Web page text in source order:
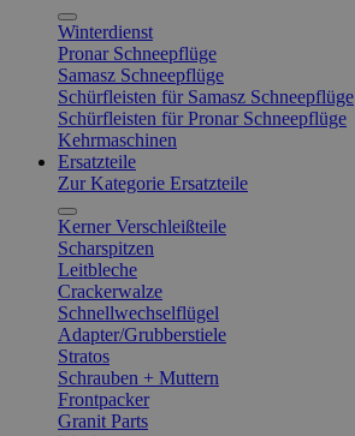
Winterdienst
Pronar Schneepflüge
Samasz Schneepflüge
Schürfleisten für Samasz Schneepflüge
Schürfleisten für Pronar Schneepflüge
Kehrmaschinen
Ersatzteile
Zur Kategorie Ersatzteile
Kerner Verschleißteile
Scharspitzen
Leitbleche
Crackerwalze
Schnellwechselflügel
Adapter/Grubberstiele
Stratos
Schrauben + Muttern
Frontpacker
Granit Parts